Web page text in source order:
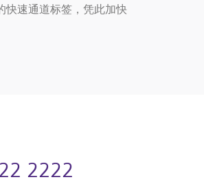
快速通道标签，凭此加快
2222